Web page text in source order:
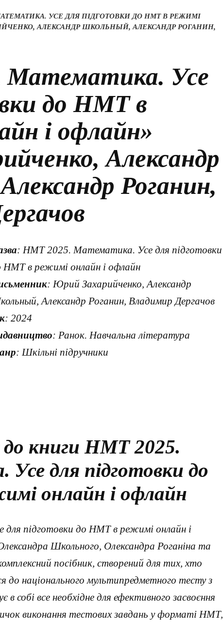
УСЕ ДЛЯ ПІДГОТОВКИ ДО НМТ В РЕЖИМІ
АЛЕКСАНДР ШКОЛЬНЫЙ, АЛЕКСАНДР РОГАНИН,
Усе
до НМТ в
і офлайн»
Александр
Роганин,
: НМТ 2025. Математика. Усе для підготовки
НМТ в режимі онлайн і офлайн
: Юрий Захарийченко, Александр
Александр Роганин, Владимир Дергачов
: 2024
: Ранок. Навчальна література
: Шкільні підручники
книги НМТ 2025.
для підготовки до
онлайн і офлайн
підготовки до НМТ в режимі онлайн і
Школьного, Олександра Роганіна та
посібник, створений для тих, хто
до національного мультипредметного тесту з
собі все необхідне для ефективного засвоєння
виконання тестових завдань у форматі НМТ,